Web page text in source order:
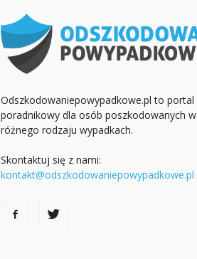
Odszkodowaniepowypadkowe.pl to portal
poradnikowy dla osób poszkodowanych w
różnego rodzaju wypadkach.
Skontaktuj się z nami:
kontakt@odszkodowaniepowypadkowe.pl